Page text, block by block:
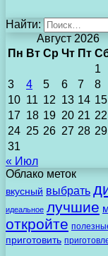
Найти:
Август 2026
Пн Вт Ср Чт Пт
1
3
4 5 6 7 8
10 11 12 13 14 15
17 18 19 20 21 22
24 25 26 27 28 29
31
« Июл
Облако меток
вкусный выбрать
идеальное лучшие
откройте
приготовить